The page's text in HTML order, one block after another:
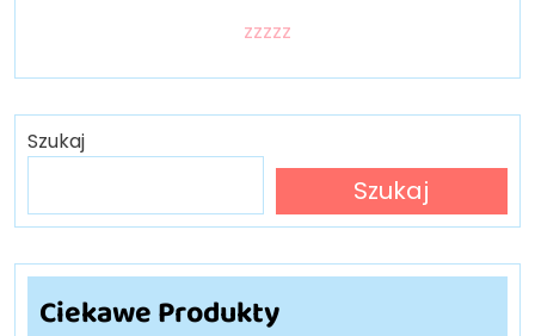
zzzzz
Szukaj
Szukaj
Ciekawe Produkty